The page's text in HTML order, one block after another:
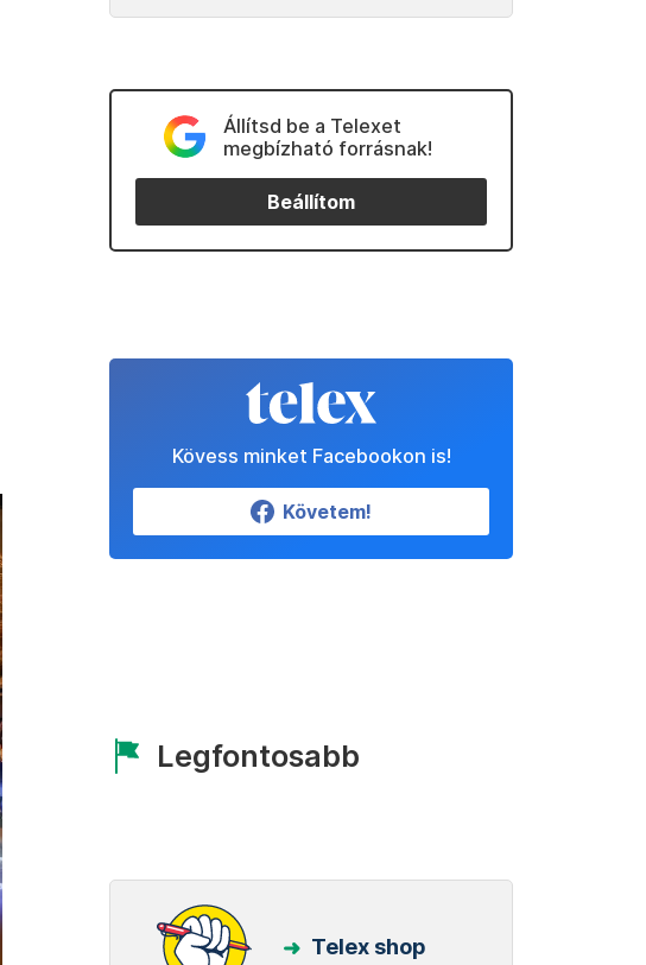
Állítsd be a Telexet
megbízható forrásnak!
Beállítom
Kövess minket Facebookon is!
Követem!
Legfontosabb
Telex shop